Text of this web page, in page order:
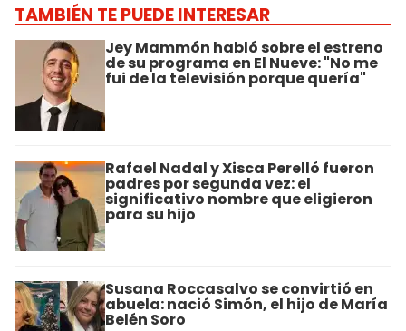
TAMBIÉN TE PUEDE INTERESAR
Jey Mammón habló sobre el estreno
de su programa en El Nueve: "No me
fui de la televisión porque quería"
Rafael Nadal y Xisca Perelló fueron
padres por segunda vez: el
significativo nombre que eligieron
para su hijo
Susana Roccasalvo se convirtió en
abuela: nació Simón, el hijo de María
Belén Soro